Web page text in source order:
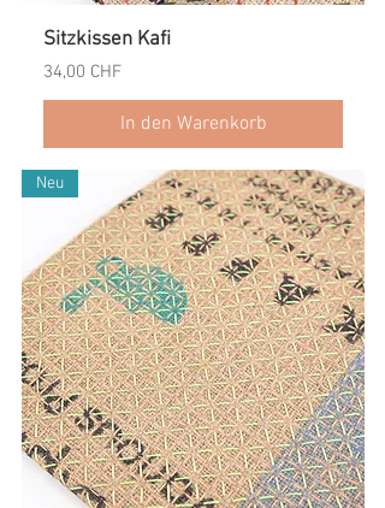
Sitzkissen Kafi
Preis
34,00 CHF
In den Warenkorb
Neu